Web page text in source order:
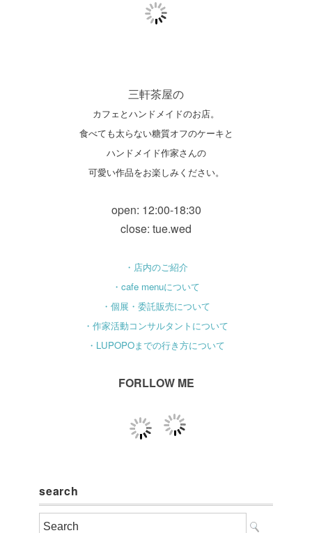
三軒茶屋の
カフェとハンドメイドのお店。
食べても太らない糖質オフのケーキと
ハンドメイド作家さんの
可愛い作品をお楽しみください。
open: 12:00-18:30
close: tue.wed
・店内のご紹介
・cafe menuについて
・個展・委託販売について
・作家活動コンサルタントについて
・LUPOPOまでの行き方について
FORLLOW ME
search